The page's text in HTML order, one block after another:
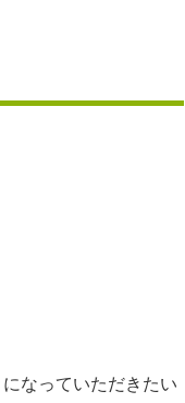
なっていただきたい